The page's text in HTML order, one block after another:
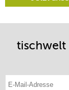
tischwelt